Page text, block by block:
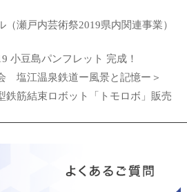
瀬戸内芸術祭2019県内関連事業）
小豆島パンフレット 完成！
塩江温泉鉄道ー風景と記憶ー＞
鉄筋結束ロボット「トモロボ」販売